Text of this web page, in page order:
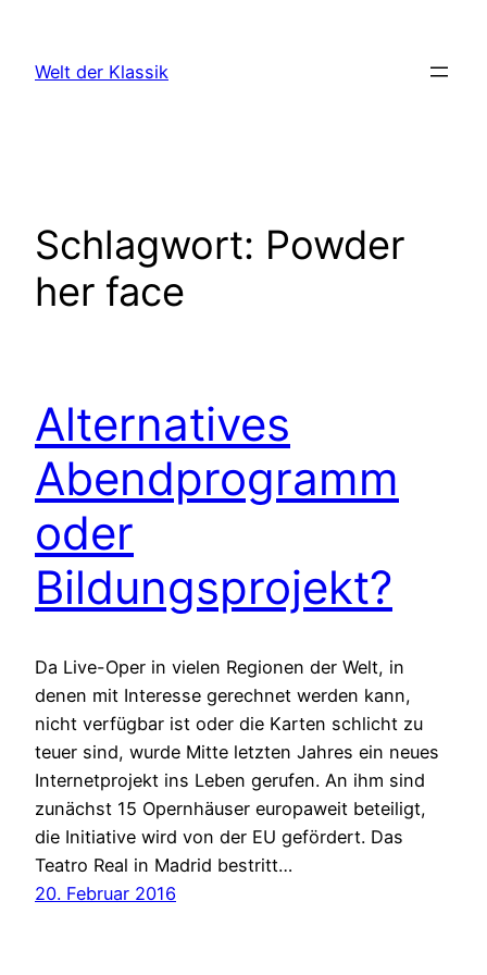
springen
Welt der Klassik
Schlagwort: Powder
her face
Alternatives
Abendprogramm
oder
Bildungsprojekt?
Da Live-Oper in vielen Regionen der Welt, in
denen mit Interesse gerechnet werden kann,
nicht verfügbar ist oder die Karten schlicht zu
teuer sind, wurde Mitte letzten Jahres ein neues
Internetprojekt ins Leben gerufen. An ihm sind
zunächst 15 Opernhäuser europaweit beteiligt,
die Initiative wird von der EU gefördert. Das
Teatro Real in Madrid bestritt…
20. Februar 2016